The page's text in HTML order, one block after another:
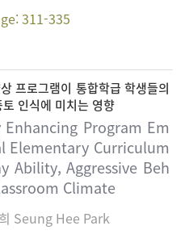
311-335
프로그램이 통합학급 학생들의
인식에 미치는 영향
Program Em
Elementary Curriculum
Ability, Aggressive Beh
Climate
Seung Hee Park